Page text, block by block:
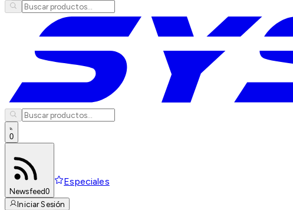
0
Newsfeed0
Especiales
Iniciar Sesión